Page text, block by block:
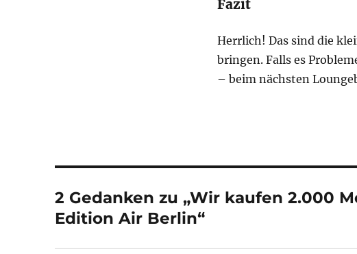
Fazit
Herrlich! Das sind die
bringen. Falls es
– beim nächsten
2 Gedanken zu „Wir kaufen 2.000
Edition Air Berlin“